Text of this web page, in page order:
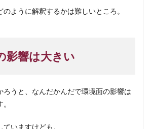
のように解釈するかは難しいところ。
影響は大きい
ろうと、なんだかんだで環境面の影響は
いますけども。